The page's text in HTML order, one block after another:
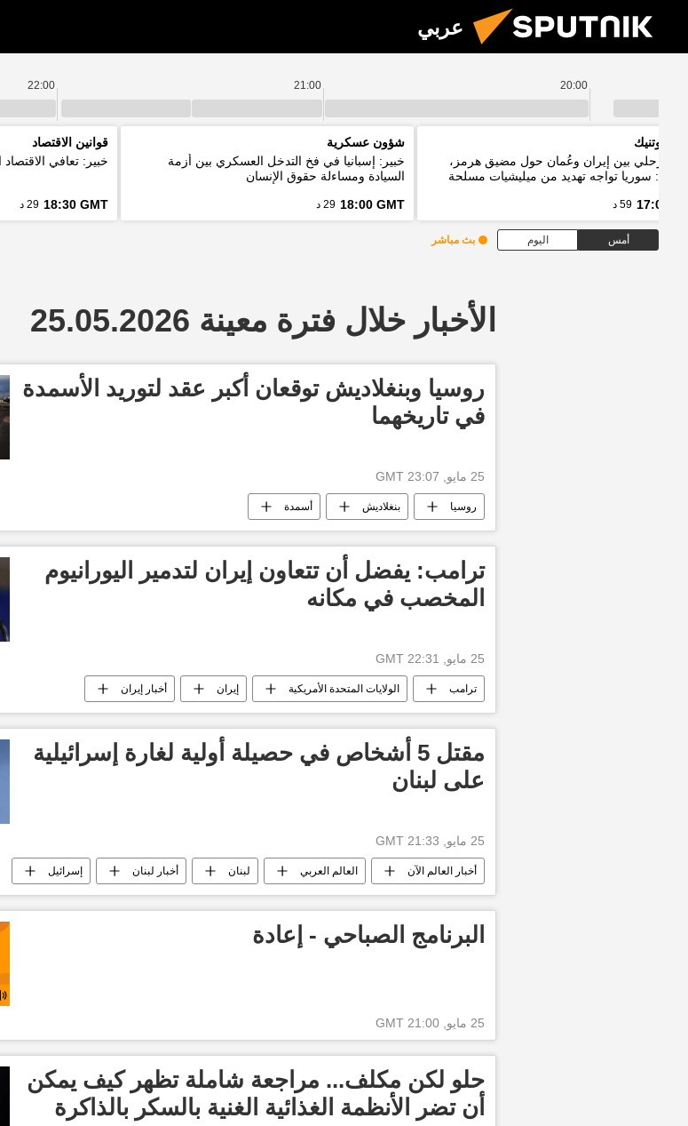
عربي
20:00
21:00
22:00
سبوتنيك
مرحلي بين إيران وعُمان حول مضيق هرمز،
سوريا تواجه تهديد من ميليشيات مسلحة
17:00 59 د
شؤون عسكرية
خبير: إسبانيا في فخ التدخل العسكري بين أزمة
السيادة ومساءلة حقوق الإنسان
18:00 GMT 29 د
قوانين الاقتصاد
خبير: تعافي
18:30 GMT 29 د
أمس اليوم بث مباشر
الأخبار خلال فترة معينة 25.05.2026
روسيا وبنغلاديش توقعان أكبر عقد لتوريد الأسمدة
في تاريخهما
25 مايو, 23:07 GMT
روسيا بنغلاديش أسمدة
ترامب: يفضل أن تتعاون إيران لتدمير اليورانيوم
المخصب في مكانه
25 مايو, 22:31 GMT
ترامب الولايات المتحدة الأمريكية إيران أخبار إيران
مقتل 5 أشخاص في حصيلة أولية لغارة إسرائيلية
على لبنان
25 مايو, 21:33 GMT
أخبار العالم الآن العالم العربي لبنان أخبار لبنان إسرائيل
البرنامج الصباحي - إعادة
25 مايو, 21:00 GMT
حلو لكن مكلف... مراجعة شاملة تظهر كيف يمكن
أن تضر الأنظمة الغذائية الغنية بالسكر بالذاكرة